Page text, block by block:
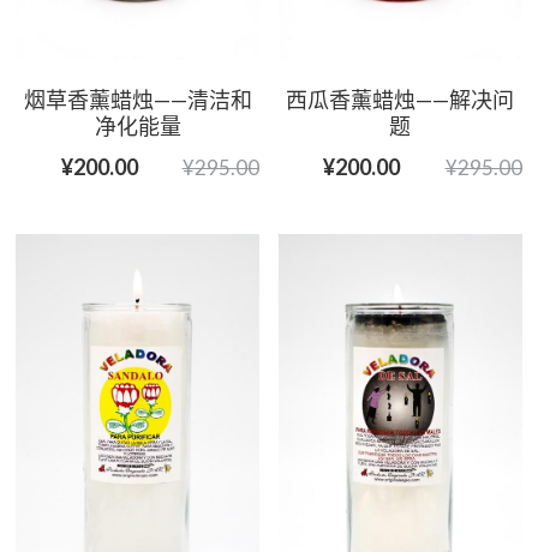
烟草香薰蜡烛——清洁和
净化能量
¥200.00
¥295.00
西瓜香薰蜡烛——解决问
题
¥200.00
¥295.00